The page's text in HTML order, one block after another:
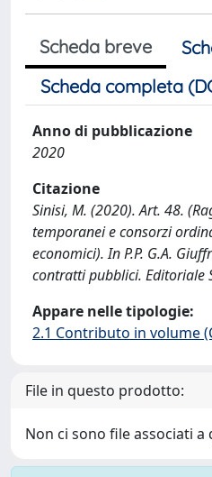
Scheda breve
Scheda completa
Anno di pubblicazione
2020
Citazione
Sinisi, M. (2020). Art. 48.
temporanei e consorzi
economici). In P.P. G.A.
contratti pubblici. Editoriale
Appare nelle tipologie:
2.1 Contributo in volume
File in questo prodotto:
Non ci sono file associati